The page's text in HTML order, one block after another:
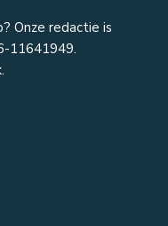
Onze redactie is
11641949.